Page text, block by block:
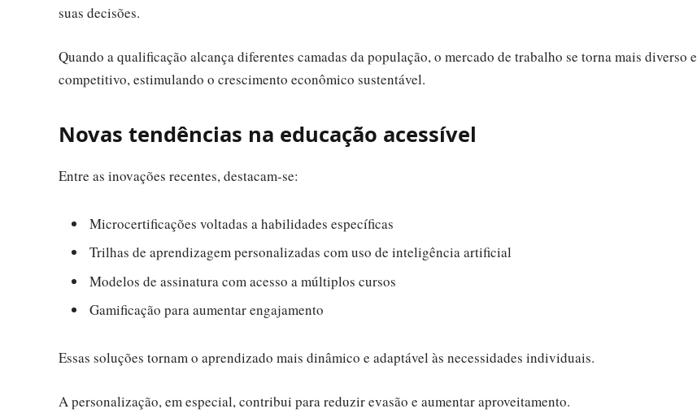
suas decisões.
Quando a qualificação alcança diferentes camadas da população, o mercado de trabalho se torna mais diverso e
competitivo, estimulando o crescimento econômico sustentável.
Novas tendências na educação acessível
Entre as inovações recentes, destacam-se:
Microcertificações voltadas a habilidades específicas
Trilhas de aprendizagem personalizadas com uso de inteligência artificial
Modelos de assinatura com acesso a múltiplos cursos
Gamificação para aumentar engajamento
Essas soluções tornam o aprendizado mais dinâmico e adaptável às necessidades individuais.
A personalização, em especial, contribui para reduzir evasão e aumentar aproveitamento.